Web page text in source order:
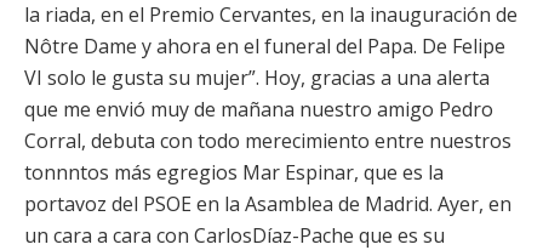
la riada, en el Premio Cervantes, en la inauguración de
Nôtre Dame y ahora en el funeral del Papa. De Felipe
VI solo le gusta su mujer”. Hoy, gracias a una alerta
que me envió muy de mañana nuestro amigo Pedro
Corral, debuta con todo merecimiento entre nuestros
tonnntos más egregios Mar Espinar, que es la
portavoz del PSOE en la Asamblea de Madrid. Ayer, en
un cara a cara con CarlosDíaz-Pache que es su